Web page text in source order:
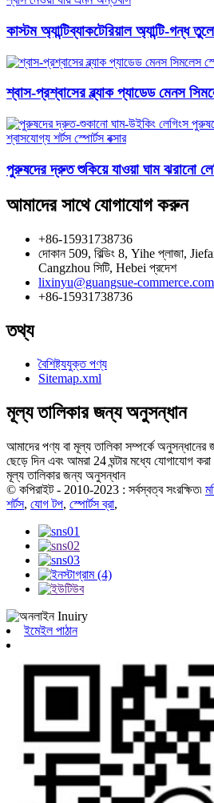
কাস্টম অ্যান্টিব্যাকটেরিয়াল অ্যান্টি-গন্ধ
শ্বাস-প্রশ্বাসের ব্ল্যাক প্যাডেড মেনস
পুরুষদের দ্রুত শুকিয়ে যাওয়া ঘাম ঝরানো
আমাদের সাথে যোগাযোগ করুন
+86-15931738736
দোকান 509, বিল্ডিং 8, Yihe প্লাজা,
Cangzhou সিটি, Hebei প্রদেশ
lixinyu@guangsue-commerce.com
+86-15931738736
তথ্য
বৈশিষ্ট্যযুক্ত পণ্য
Sitemap.xml
মূল্য তালিকার জন্য অনুসন্ধান
আমাদের পণ্য বা মূল্য তালিকা সম্পর্কে
ছেড়ে দিন এবং আমরা 24 ঘন্টার মধ্যে যোগাযোগ করা
মূল্য তালিকার জন্য অনুসন্ধান
© কপিরাইট - 2010-2023 : সর্বস্বত্ব সংরক্ষিত৷
শর্টস, যোগ টপ, স্পোর্টস ব্রা,
ইমেইল পাঠান